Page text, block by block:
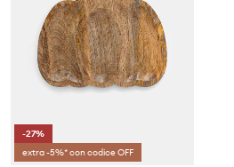
-27%
extra -5%* con codice OFF